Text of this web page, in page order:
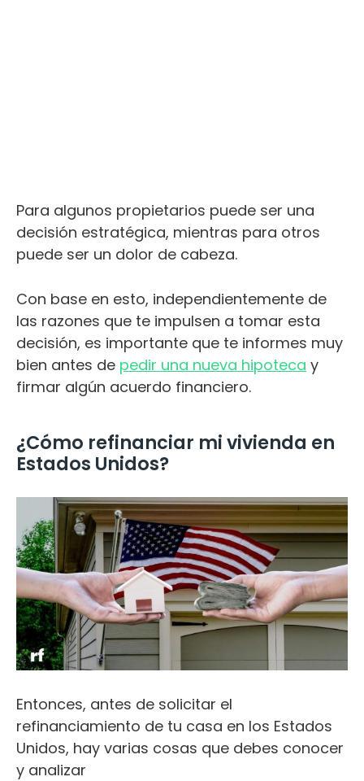
Para algunos propietarios puede ser una
decisión estratégica, mientras para otros
puede ser un dolor de cabeza.
Con base en esto, independientemente de
las razones que te impulsen a tomar esta
decisión, es importante que te informes muy
bien antes de pedir una nueva hipoteca y
firmar algún acuerdo financiero.
¿Cómo refinanciar mi vivienda en
Estados Unidos?
Entonces, antes de solicitar el
refinanciamiento de tu casa en los Estados
Unidos, hay varias cosas que debes conocer
y analizar